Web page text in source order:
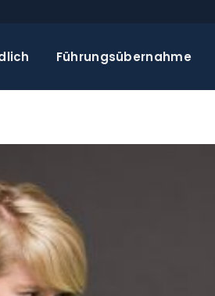
Führungsübernahme